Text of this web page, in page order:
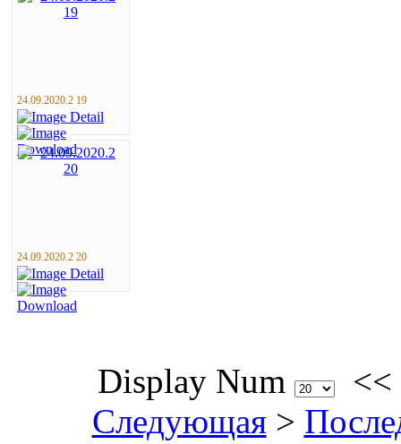
24.09.2020.2 19
24.09.2020.2 20
Display Num <<
Следующая>